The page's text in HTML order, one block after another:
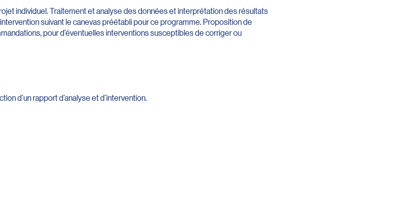
individuel. Traitement et analyse des données et interprétation des résultats
suivant le canevas préétabli pour ce programme. Proposition de
pour d’éventuelles interventions susceptibles de corriger ou
d’un rapport d’analyse et d’intervention.